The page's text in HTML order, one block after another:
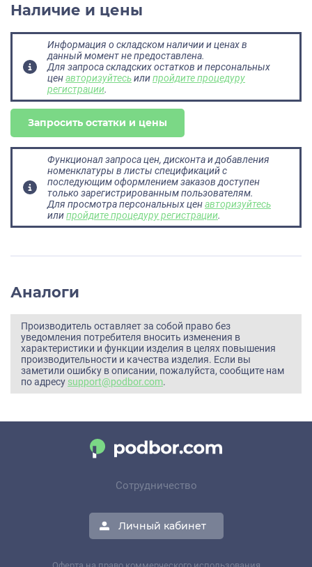
Наличие и цены
Информация о складском наличии и ценах в
данный момент не предоставлена.
Для запроса складских остатков и персональных
ценавторизуйтесьилипройдите процедуру
регистрации.
Запросить остатки и цены
Функционал запроса цен, дисконта и добавления
номенклатуры в листы спецификаций с
последующим оформлением заказов доступен
только зарегистрированным пользователям.
Для просмотра персональных ценавторизуйтесь
илипройдите процедуру регистрации.
Аналоги
Производитель оставляет за собой право без
уведомления потребителя вносить изменения в
характеристики и функции изделия в целях повышения
производительности и качества изделия. Если вы
заметили ошибку в описании, пожалуйста, сообщите нам
по адресу support@podbor.com.
Сотрудничество
Личный кабинет